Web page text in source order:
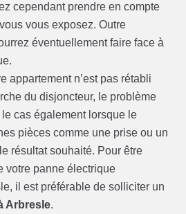
cependant prendre en compte
vous exposez. Outre
éventuellement faire face à
appartement n’est pas rétabli
du disjoncteur, le problème
le cas également lorsque le
pièces comme une prise ou un
résultat souhaité. Pour être
votre panne électrique
il est préférable de solliciter un
Arbresle.